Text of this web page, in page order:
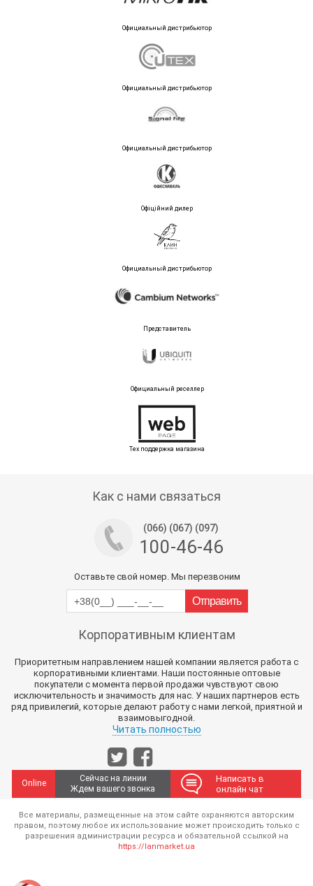
Официальный дистрибьютор
Официальный дистрибьютор
Официальный дистрибьютор
Офіційний дилер
Официальный дистрибьютор
Представитель
Официальный реселлер
Тех поддержка магазина
Как с нами связаться
(066) (067) (097)
100-46-46
Оставьте свой номер. Мы перезвоним
Корпоративным клиентам
Приоритетным направлением нашей компании является работа с
корпоративными клиентами. Наши постоянные оптовые
покупатели с момента первой продажи чувствуют свою
исключительность и значимость для нас. У наших партнеров есть
ряд привилегий, которые делают работу с нами легкой, приятной и
взаимовыгодной.
Читать полностью
Online
Сейчас на линии
Ждем вашего звонка
Написать в
онлайн чат
Все материалы, размещенные на этом сайте охраняются авторским
правом, поэтому любое их использование может происходить только с
разрешения администрации ресурса и обязательной ссылкой на
https://lanmarket.ua